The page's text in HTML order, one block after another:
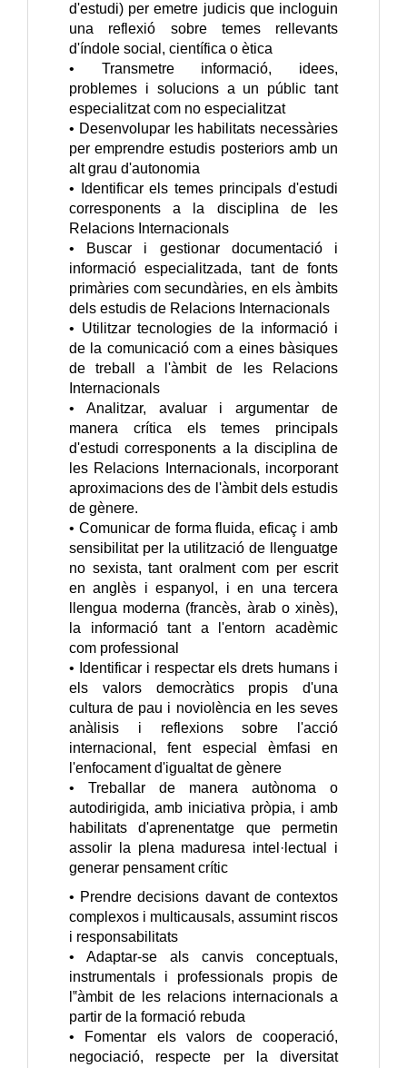
d'estudi) per emetre judicis que incloguin
una reflexió sobre temes rellevants
d'índole social, científica o ètica
• Transmetre informació, idees,
problemes i solucions a un públic tant
especialitzat com no especialitzat
• Desenvolupar les habilitats necessàries
per emprendre estudis posteriors amb un
alt grau d'autonomia
• Identificar els temes principals d'estudi
corresponents a la disciplina de les
Relacions Internacionals
• Buscar i gestionar documentació i
informació especialitzada, tant de fonts
primàries com secundàries, en els àmbits
dels estudis de Relacions Internacionals
• Utilitzar tecnologies de la informació i
de la comunicació com a eines bàsiques
de treball a l'àmbit de les Relacions
Internacionals
• Analitzar, avaluar i argumentar de
manera crítica els temes principals
d'estudi corresponents a la disciplina de
les Relacions Internacionals, incorporant
aproximacions des de l'àmbit dels estudis
de gènere.
• Comunicar de forma fluida, eficaç i amb
sensibilitat per la utilització de llenguatge
no sexista, tant oralment com per escrit
en anglès i espanyol, i en una tercera
llengua moderna (francès, àrab o xinès),
la informació tant a l'entorn acadèmic
com professional
• Identificar i respectar els drets humans i
els valors democràtics propis d'una
cultura de pau i noviolència en les seves
anàlisis i reflexions sobre l'acció
internacional, fent especial èmfasi en
l'enfocament d'igualtat de gènere
• Treballar de manera autònoma o
autodirigida, amb iniciativa pròpia, i amb
habilitats d'aprenentatge que permetin
assolir la plena maduresa intel·lectual i
generar pensament crític
• Prendre decisions davant de contextos
complexos i multicausals, assumint riscos
i responsabilitats
• Adaptar-se als canvis conceptuals,
instrumentals i professionals propis de
l‟àmbit de les relacions internacionals a
partir de la formació rebuda
• Fomentar els valors de cooperació,
negociació, respecte per la diversitat